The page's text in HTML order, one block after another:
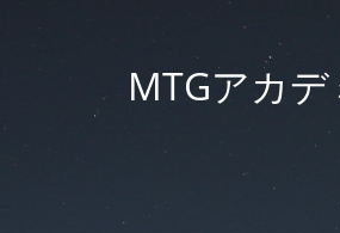
MTGアカデ